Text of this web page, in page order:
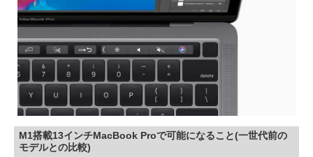
M1搭載13インチMacBook Proで可能になること(一世代前の
モデルとの比較)